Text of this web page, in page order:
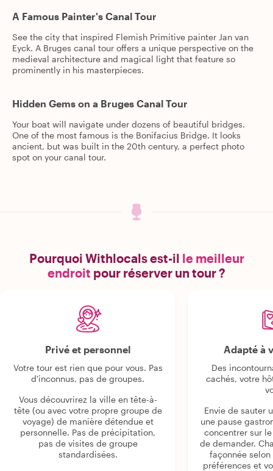
A Famous Painter's Canal Tour
See the city that inspired Flemish Primitive painter Jan van
Eyck. A Bruges canal tour offers a unique perspective on the
medieval architecture and magical light that feature so
prominently in his masterpieces.
Hidden Gems on a Bruges Canal Tour
Your boat will navigate under dozens of beautiful bridges.
One of the most famous is the Bonifacius Bridge. It looks
ancient, but was built in the 20th century, a perfect photo
spot on your canal tour.
Pourquoi Withlocals est-il le meilleur
endroit pour réserver un tour ?
Privé et personnel
Votre tour est rien que pour vous. Pas
d'inconnus, pas de groupes.
Vous découvrirez la ville en tête-à-
tête (ou avec votre propre groupe de
voyage) de manière détendue et
personnelle. Pas de précipitation,
pas de visites de groupe
standardisées.
Adapté à
Des
cachés, votre
Envie de sauter
une pause
concentrer sur
de demander.
façonnée
préférences et